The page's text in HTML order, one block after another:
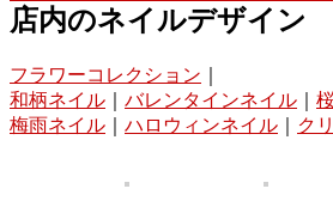
店内のネイルデザイン
フラワーコレクション
和柄ネイル
バレンタインネイル
梅雨ネイル
ハロウィンネイル ク